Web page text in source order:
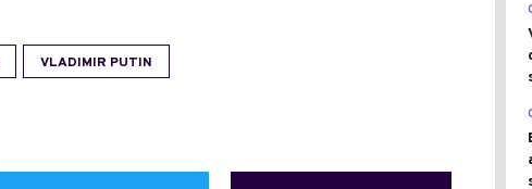
VLADIMIR PUTIN